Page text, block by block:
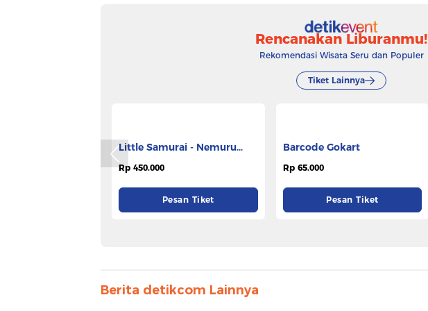
Rencanakan Liburanmu!
Rekomendasi Wisata Seru dan Populer
Tiket Lainnya
Little Samurai - Nemuru
Barcode Gokart
Berita detikcom Lainnya